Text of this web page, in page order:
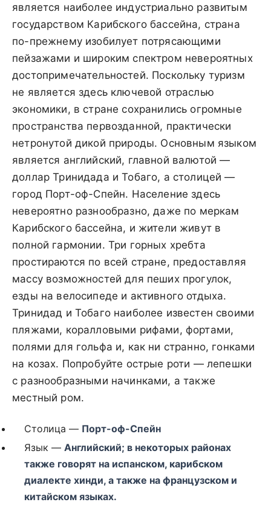
является наиболее индустриально развитым
государством Карибского бассейна, страна
по-прежнему изобилует потрясающими
пейзажами и широким спектром невероятных
достопримечательностей. Поскольку туризм
не является здесь ключевой отраслью
экономики, в стране сохранились огромные
пространства первозданной, практически
нетронутой дикой природы. Основным языком
является английский, главной валютой —
доллар Тринидада и Тобаго, а столицей —
город Порт-оф-Спейн. Население здесь
невероятно разнообразно, даже по меркам
Карибского бассейна, и жители живут в
полной гармонии. Три горных хребта
простираются по всей стране, предоставляя
массу возможностей для пеших прогулок,
езды на велосипеде и активного отдыха.
Тринидад и Тобаго наиболее известен своими
пляжами, коралловыми рифами, фортами,
полями для гольфа и, как ни странно, гонками
на козах. Попробуйте острые роти — лепешки
с разнообразными начинками, а также
местный ром.
Столица — Порт-оф-Спейн
Язык — Английский; в некоторых районах
также говорят на испанском, карибском
диалекте хинди, а также на французском и
китайском языках.